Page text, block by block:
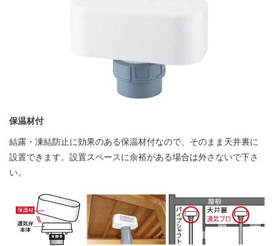
保温材付
結露・凍結防止に効果のある保温材付なので、そのまま天井裏に
設置できます。設置スペースに余裕がある場合は外さないで下さ
い。